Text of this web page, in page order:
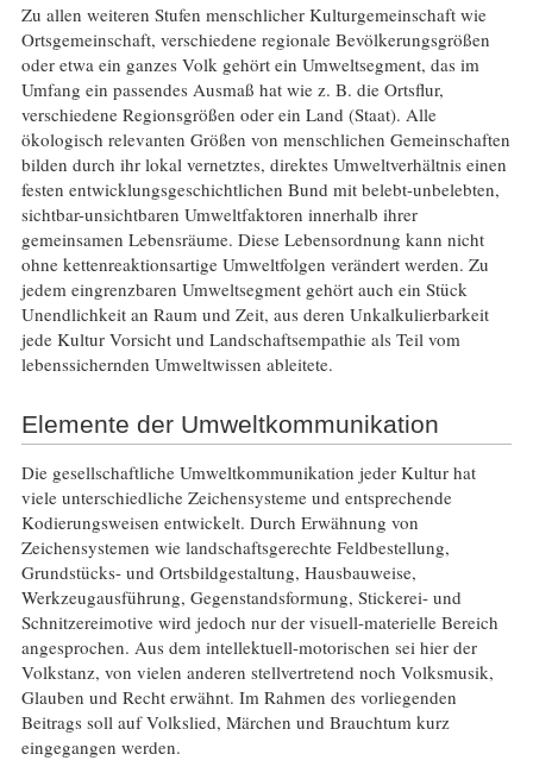
Zu allen weiteren Stufen menschlicher Kulturgemeinschaft wie
Ortsgemeinschaft, verschiedene regionale Bevölkerungsgrößen
oder etwa ein ganzes Volk gehört ein Umweltsegment, das im
Umfang ein passendes Ausmaß hat wie z. B. die Ortsflur,
verschiedene Regionsgrößen oder ein Land (Staat). Alle
ökologisch relevanten Größen von menschlichen Gemeinschaften
bilden durch ihr lokal vernetztes, direktes Umweltverhältnis einen
festen entwicklungsgeschichtlichen Bund mit belebt-unbelebten,
sichtbar-unsichtbaren Umweltfaktoren innerhalb ihrer
gemeinsamen Lebensräume. Diese Lebensordnung kann nicht
ohne kettenreaktionsartige Umweltfolgen verändert werden. Zu
jedem eingrenzbaren Umweltsegment gehört auch ein Stück
Unendlichkeit an Raum und Zeit, aus deren Unkalkulierbarkeit
jede Kultur Vorsicht und Landschaftsempathie als Teil vom
lebenssichernden Umweltwissen ableitete.
Elemente der Umweltkommunikation
Die gesellschaftliche Umweltkommunikation jeder Kultur hat
viele unterschiedliche Zeichensysteme und entsprechende
Kodierungsweisen entwickelt. Durch Erwähnung von
Zeichensystemen wie landschaftsgerechte Feldbestellung,
Grundstücks- und Ortsbildgestaltung, Hausbauweise,
Werkzeugausführung, Gegenstandsformung, Stickerei- und
Schnitzereimotive wird jedoch nur der visuell-materielle Bereich
angesprochen. Aus dem intellektuell-motorischen sei hier der
Volkstanz, von vielen anderen stellvertretend noch Volksmusik,
Glauben und Recht erwähnt. Im Rahmen des vorliegenden
Beitrags soll auf Volkslied, Märchen und Brauchtum kurz
eingegangen werden.